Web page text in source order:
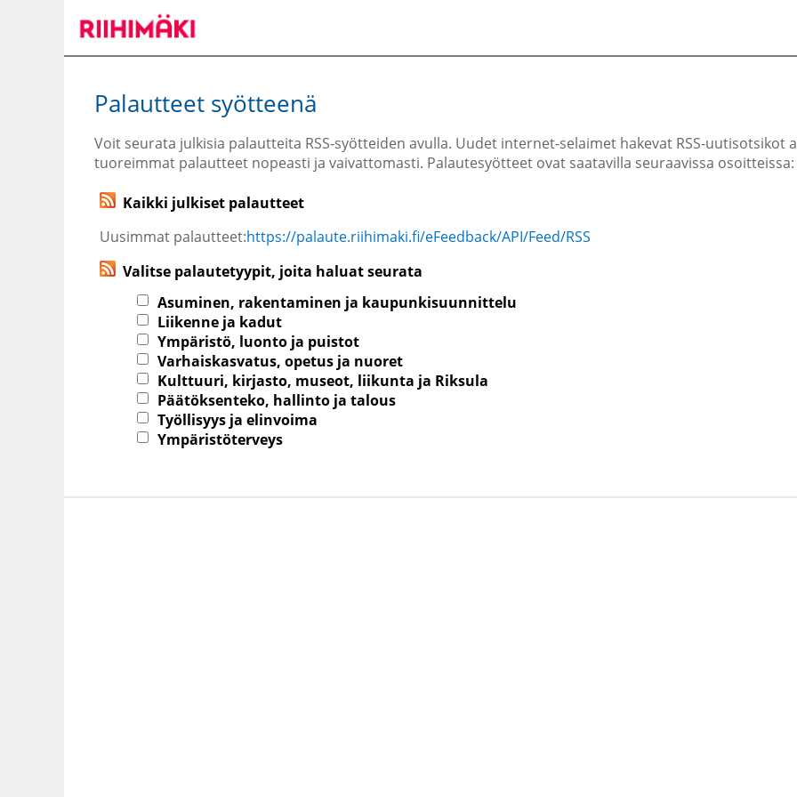
päänäkymään
Palautteet syötteenä
Voit seurata julkisia palautteita RSS-syötteiden avulla. Uudet internet-selaimet hakevat RSS-
tuoreimmat palautteet nopeasti ja vaivattomasti. Palautesyötteet ovat saatavilla seuraavissa osoitteissa:
Kaikki julkiset palautteet
Uusimmat palautteet:https://palaute.riihimaki.fi/eFeedback/API/Feed/RSS
Valitse palautetyypit, joita haluat seurata
Asuminen, rakentaminen ja kaupunkisuunnittelu
Liikenne ja kadut
Ympäristö, luonto ja puistot
Varhaiskasvatus, opetus ja nuoret
Kulttuuri, kirjasto, museot, liikunta ja Riksula
Päätöksenteko, hallinto ja talous
Työllisyys ja elinvoima
Ympäristöterveys